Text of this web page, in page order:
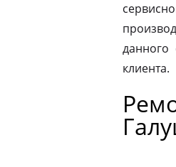
данного
клиента.